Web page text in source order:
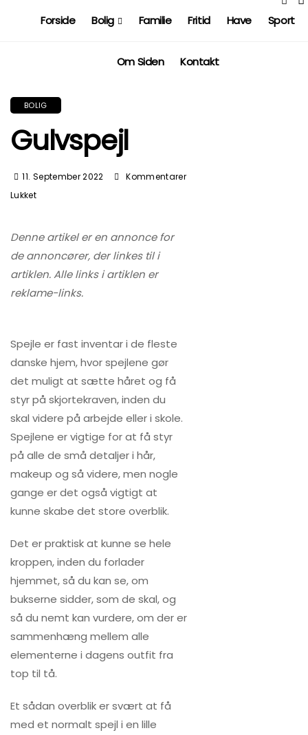
Forside Bolig Familie Fritid Have Sport
Om Siden Kontakt
BOLIG
Gulvspejl
11. September 2022
Kommentarer
Lukket
Denne artikel er en annonce for
de annoncører, der linkes til i
artiklen. Alle links i artiklen er
reklame-links.
Spejle er fast inventar i de fleste
danske hjem, hvor spejlene gør
det muligt at sætte håret og få
styr på skjortekraven, inden du
skal videre på arbejde eller i skole.
Spejlene er vigtige for at få styr
på alle de små detaljer i hår,
makeup og så videre, men nogle
gange er det også vigtigt at
kunne skabe det store overblik.
Det er praktisk at kunne se hele
kroppen, inden du forlader
hjemmet, så du kan se, om
bukserne sidder, som de skal, og
så du nemt kan vurdere, om der er
sammenhæng mellem alle
elementerne i dagens outfit fra
top til tå.
Et sådan overblik er svært at få
med et normalt spejl i en lille